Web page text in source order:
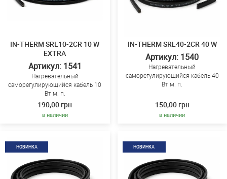
IN-THERM SRL10-2CR 10 W
EXTRA
Артикул: 1541
Нагревательный
саморегулирующийся кабель 10
Вт м. п.
190,00 грн
в наличии
IN-THERM SRL40-2CR 40 W
Артикул: 1540
Нагревательный
саморегулирующийся кабель 40
Вт м. п.
150,00 грн
в наличии
НОВИНКА НОВИНКА